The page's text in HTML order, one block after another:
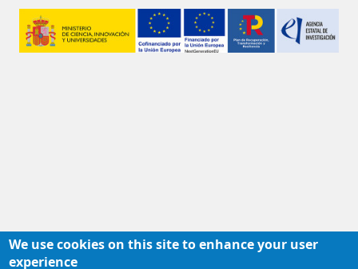
Image
We use cookies on this site to enhance your user
experience